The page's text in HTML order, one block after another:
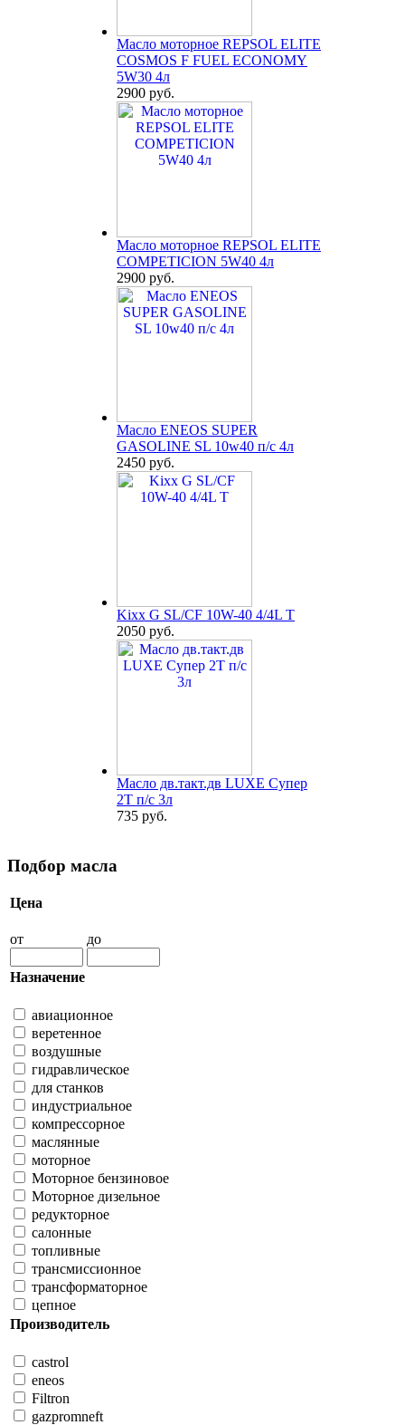
Масло моторное REPSOL ELITE
COSMOS F FUEL ECONOMY
5W30 4л
2900 руб.
Масло моторное REPSOL ELITE
COMPETICION 5W40 4л
2900 руб.
Масло ENEOS SUPER
GASOLINE SL 10w40 п/с 4л
2450 руб.
Kixx G SL/CF 10W-40 4/4L T
2050 руб.
Масло дв.такт.дв LUXE Супер
2Т п/с 3л
735 руб.
Подбор масла
Цена
от до
Назначение
авиационное
веретенное
воздушные
гидравлическое
для станков
индустриальное
компрессорное
маслянные
моторное
Моторное бензиновое
Моторное дизельное
редукторное
салонные
топливные
трансмиссионное
трансформаторное
цепное
Производитель
castrol
eneos
Filtron
gazpromneft